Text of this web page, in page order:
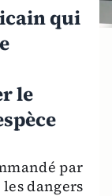
qui
le
par
dangers